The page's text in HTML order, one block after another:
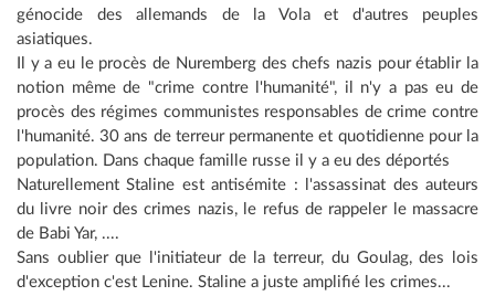
génocide des allemands de la Vola et d'autres peuples
asiatiques.
Il y a eu le procès de Nuremberg des chefs nazis pour établir la
notion même de "crime contre l'humanité", il n'y a pas eu de
procès des régimes communistes responsables de crime contre
l'humanité. 30 ans de terreur permanente et quotidienne pour la
population. Dans chaque famille russe il y a eu des déportés
Naturellement Staline est antisémite : l'assassinat des auteurs
du livre noir des crimes nazis, le refus de rappeler le massacre
de Babi Yar, ....
Sans oublier que l'initiateur de la terreur, du Goulag, des lois
d'exception c'est Lenine. Staline a juste amplifié les crimes...